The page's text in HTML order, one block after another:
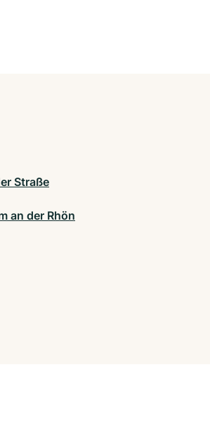
Straße
an der Rhön